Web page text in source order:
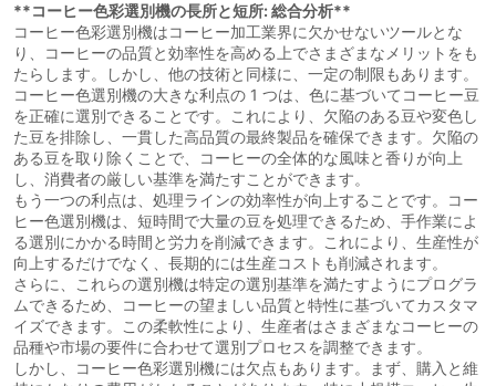
**コーヒー色彩選別機の長所と短所: 総合分析**
コーヒー色彩選別機はコーヒー加工業界に欠かせないツールとな
り、コーヒーの品質と効率性を高める上でさまざまなメリットをも
たらします。しかし、他の技術と同様に、一定の制限もあります。
コーヒー色選別機の大きな利点の 1 つは、色に基づいてコーヒー豆
を正確に選別できることです。これにより、欠陥のある豆や変色し
た豆を排除し、一貫した高品質の最終製品を確保できます。欠陥の
ある豆を取り除くことで、コーヒーの全体的な風味と香りが向上
し、消費者の厳しい基準を満たすことができます。
もう一つの利点は、処理ラインの効率性が向上することです。コー
ヒー色選別機は、短時間で大量の豆を処理できるため、手作業によ
る選別にかかる時間と労力を削減できます。これにより、生産性が
向上するだけでなく、長期的には生産コストも削減されます。
さらに、これらの選別機は特定の選別基準を満たすようにプログラ
ムできるため、コーヒーの望ましい品質と特性に基づいてカスタマ
イズできます。この柔軟性により、生産者はさまざまなコーヒーの
品種や市場の要件に合わせて選別プロセスを調整できます。
しかし、コーヒー色彩選別機には欠点もあります。まず、購入と維